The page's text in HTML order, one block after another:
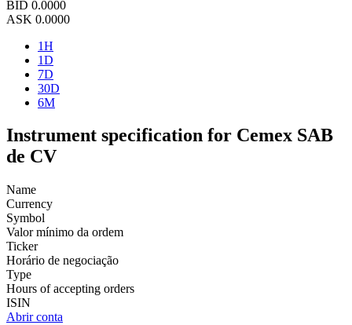
BID 0.0000
ASK 0.0000
1H
1D
7D
30D
6M
Instrument specification for Cemex SAB
de CV
Name
Currency
Symbol
Valor mínimo da ordem
Ticker
Horário de negociação
Type
Hours of accepting orders
ISIN
Abrir conta